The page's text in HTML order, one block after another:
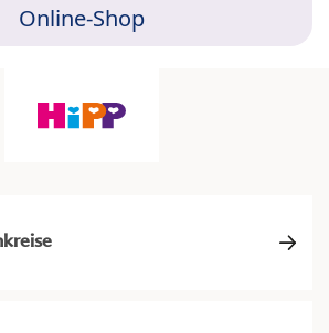
Online-Shop